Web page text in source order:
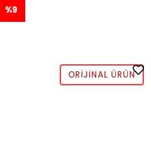
%9
ORIJINAL ÜRÜN